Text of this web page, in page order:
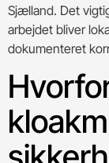
Sjælland. Det
arbejdet bliver
dokumenteret